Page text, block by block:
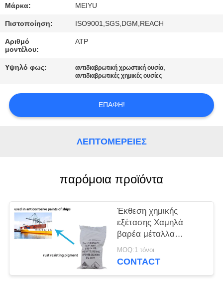
ΕΠΙΚΟΙΝΩΝΉΣΤΕ
ΜΑΣ
ΜΙΑ
ΠΡΟΣΦΟΡΆ
PRIVACY
Μάρκα: MEIYU
Πιστοποίηση: ISO9001,SGS,DGM,REACH
Αριθμό
μοντέλου:
ATP
Υψηλό φως: αντιδιαβρωτική χρωστική ουσία,
αντιδιαβρωτικές χημικές ουσίες
ΕΠΑΦΉ!
ΛΕΠΤΟΜΈΡΕΙΕΣ
παρόμοια προϊόντα
Έκθεση χημικής
εξέτασης Χαμηλά
βαρέα μέταλλα
ψευδάργυρο
φωσφορικά
MOQ:1 τόνοι
CONTACT